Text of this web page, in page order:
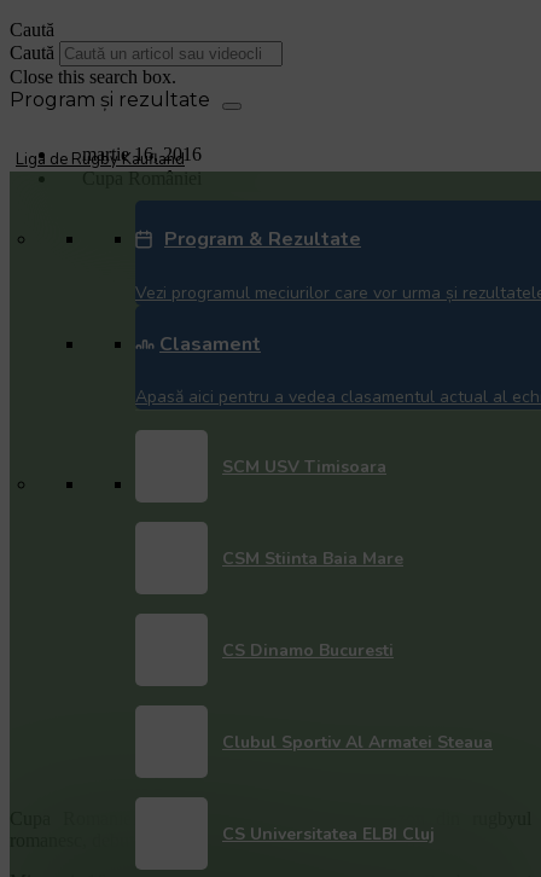
Caută
Caută
Close this search box.
Liga de Rugby Kaufland
Program & Rezultate
Vezi programul meciurilor care vor urma și
Clasament
Apasă aici pentru a vedea clasamentul actual al
SCM USV Timisoara
CSM Stiinta Baia Mare
CS Dinamo Bucuresti
Clubul Sportiv Al Armatei Steaua
CS Universitatea ELBI Cluj
martie 16, 2016
Cupa României
15 echipe iau startul in Cupa Romaniei
romanesc, debuteaza pe 19 martie.